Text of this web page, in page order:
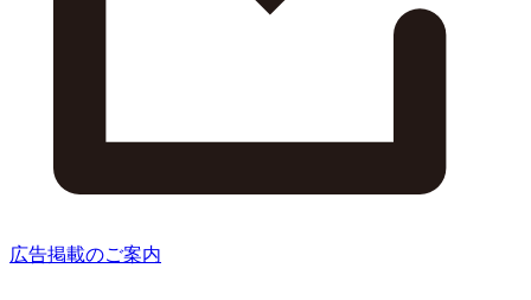
広告掲載のご案内